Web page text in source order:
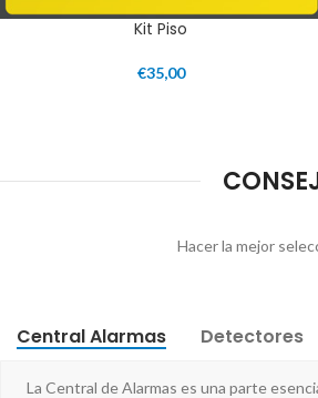
Kit Piso
€35,00
Hacer la mejor
Central Alarmas Detectores
La Central de Alarmas es una parte